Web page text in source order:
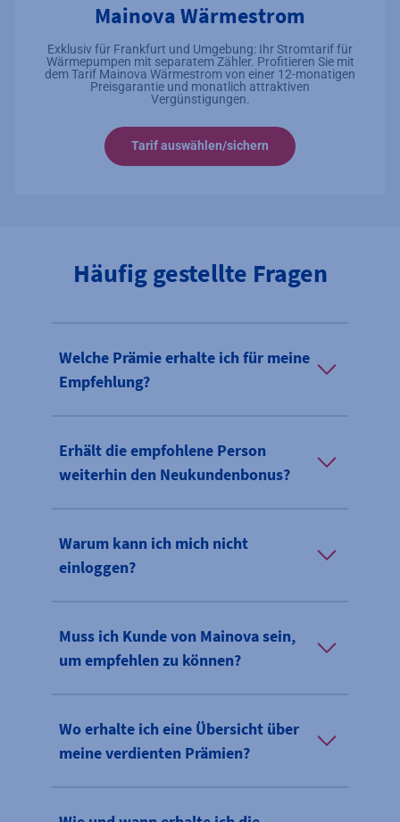
Mainova Wärmestrom
Exklusiv für Frankfurt und Umgebung: Ihr Stromtarif für
Wärmepumpen mit separatem Zähler. Profitieren Sie mit
dem Tarif Mainova Wärmestrom von einer 12-monatigen
Preisgarantie und monatlich attraktiven
Vergünstigungen.
Tarif auswählen/sichern
Häufig gestellte Fragen
Welche Prämie erhalte ich für meine
Empfehlung?
Erhält die empfohlene Person
weiterhin den Neukundenbonus?
Warum kann ich mich nicht
einloggen?
Muss ich Kunde von Mainova sein,
um empfehlen zu können?
Wo erhalte ich eine Übersicht über
meine verdienten Prämien?